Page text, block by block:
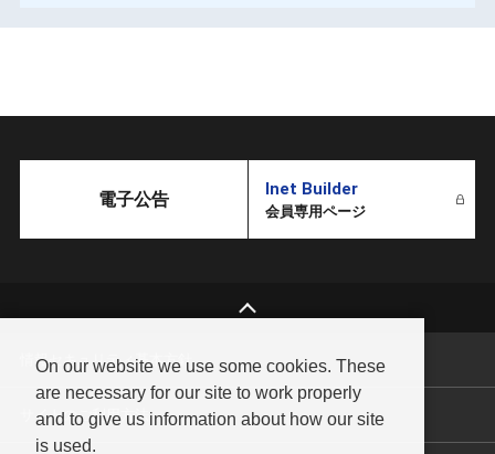
電子公告 Inet Builder
会員専用ページ
情報セキュリティ基本方針
サイトのご利用方法
On our website we use some cookies. These
are necessary for our site to work properly
and to give us information about how our site
is used.